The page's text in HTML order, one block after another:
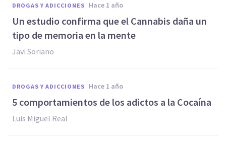
DROGAS Y ADICCIONES hace 1 año
Un estudio confirma que el Cannabis daña un
tipo de memoria en la mente
Javi Soriano
DROGAS Y ADICCIONES hace 1 año
5 comportamientos de los adictos a la Cocaína
Luis Miguel Real